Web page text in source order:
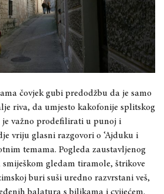
čovjek gubi predodžbu da je samo
riva, da umjesto kakofonije splitskog
je važno prodefilirati u punoj i
vriju glasni razgovori o ‘Ajduku i
temama. Pogleda zaustavljenog
gledam tiramole, štrikove
buri suši uredno razvrstani veš,